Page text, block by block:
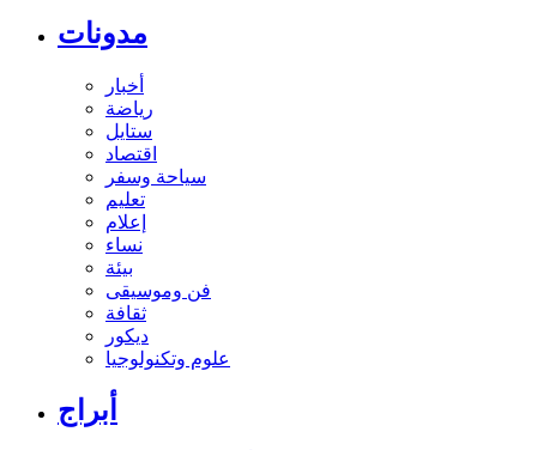
مدونات
أخبار
رياضة
ستايل
اقتصاد
سياحة وسفر
تعليم
إعلام
نساء
بيئة
فن وموسيقى
ثقافة
ديكور
علوم وتكنولوجيا
أبراج